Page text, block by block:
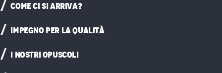
COME CI SI ARRIVA?
IMPEGNO PER LA QUALITÀ
I NOSTRI OPUSCOLI